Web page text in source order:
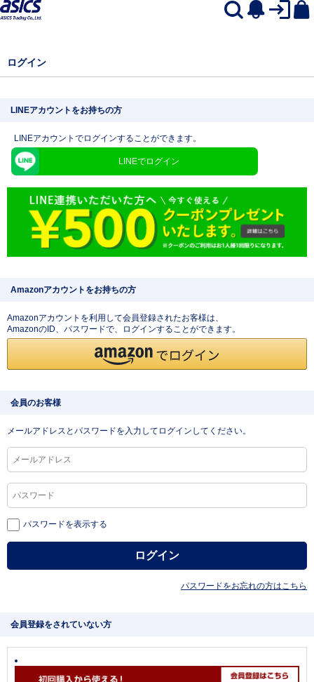
ログイン
LINEアカウントをお持ちの方
LINEアカウントでログインすることができます。
LINEでログイン
Amazonアカウントをお持ちの方
Amazonアカウントを利用して会員登録されたお客様は、
AmazonのID、パスワードで、ログインすることができます。
会員のお客様
メールアドレスとパスワードを入力してログインしてください。
パスワードを表示する
パスワードをお忘れの方はこちら
会員登録をされていない方